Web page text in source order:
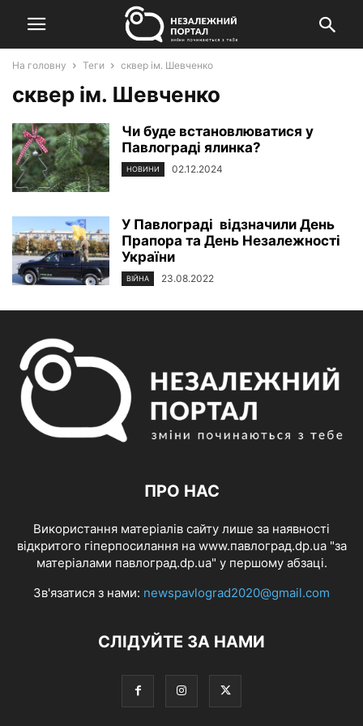
На головну Теги сквер ім. Шевченко
сквер ім. Шевченко
Чи буде встановлюватися у
Павлограді ялинка?
НОВИНИ 02.12.2024
У Павлограді відзначили День
Прапора та День Незалежності
України
ВІЙНА 23.08.2022
ПРО НАС
Використання матеріалів сайту лише за наявності
відкритого гіперпосилання на www.павлоград.dp.ua "за
матеріалами павлоград.dp.ua" у першому абзаці.
Зв'язатися з нами: newspavlograd2020@gmail.com
СЛІДУЙТЕ ЗА НАМИ